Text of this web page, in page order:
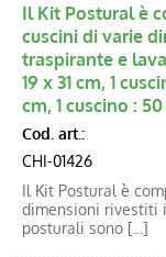
Il Kit Postural è
cuscini di varie
traspirante e
19 x 31 cm, 1
cm, 1 cuscino :
Cod. art.:
CHI-01426
Il Kit Postural è
dimensioni rivestiti
posturali sono [...]